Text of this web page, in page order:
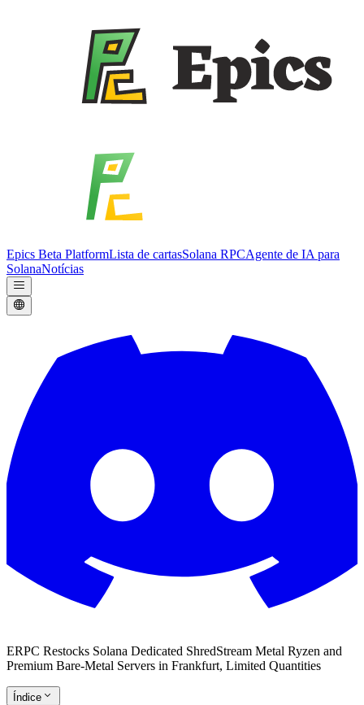
Epics Beta PlatformLista de cartasSolana RPCAgente de IA para
SolanaNotícias
ERPC Restocks Solana Dedicated ShredStream Metal Ryzen and
Premium Bare-Metal Servers in Frankfurt, Limited Quantities
Índice